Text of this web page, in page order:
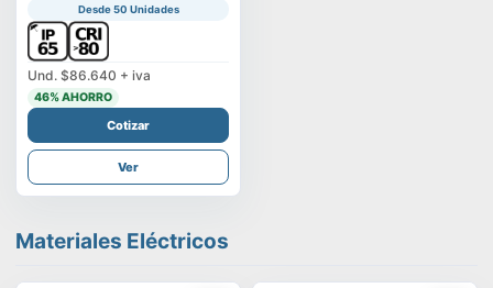
Desde 50 Unidades
Und. $86.640 + iva
46% AHORRO
Cotizar
Ver
Materiales Eléctricos